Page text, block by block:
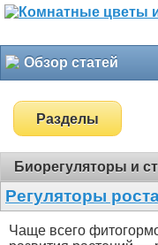
Обзор статей
Разделы
Биорегуляторы и
Регуляторы
Чаще всего